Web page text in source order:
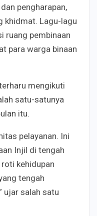
pengharapan,
khidmat. Lagu-lagu
ruang pembinaan
para warga binaan
mengikuti
satu-satunya
itu.
pelayanan. Ini
Injil di tengah
kehidupan
tengah
ujar salah satu